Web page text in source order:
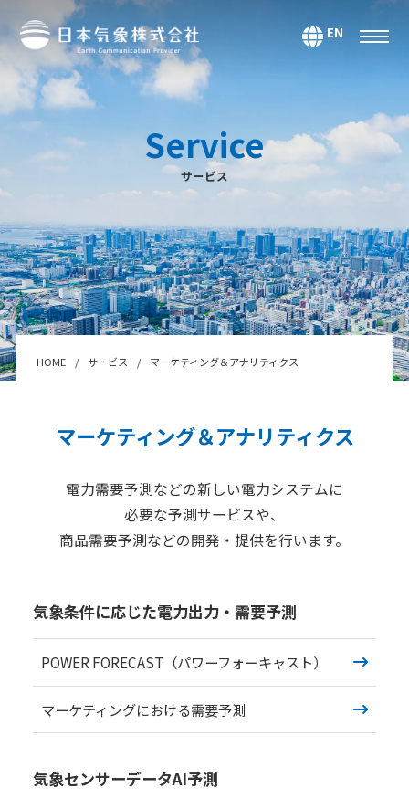
EN
サービス
気候・大気海洋
マーケティング＆アナリティクス
防災・危機管理
データ＆コンテンツ
システムインテグレーション
セミナー・スクール
Webサービス・アプリ
ニュース
2026年
2024年
2022年
2021年
2020年
企業情報
メッセージ
Service
サービス
HOME サービス マーケティング＆アナリティクス
マーケティング＆アナリティクス
電力需要予測などの新しい電力システムに
必要な予測サービスや、
商品需要予測などの開発・提供を行います。
気象条件に応じた電力出力・需要予測
POWER FORECAST（パワーフォーキャスト）
マーケティングにおける需要予測
気象センサーデータAI予測